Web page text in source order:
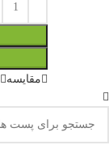
مقایسه